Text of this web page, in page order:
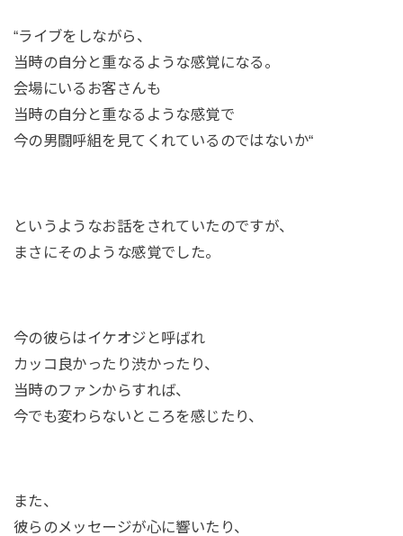
“ライブをしながら、
当時の自分と重なるような感覚になる。
会場にいるお客さんも
当時の自分と重なるような感覚で
今の男闘呼組を見てくれているのではないか“
というようなお話をされていたのですが、
まさにそのような感覚でした。
今の彼らはイケオジと呼ばれ
カッコ良かったり渋かったり、
当時のファンからすれば、
今でも変わらないところを感じたり、
また、
彼らのメッセージが心に響いたり、